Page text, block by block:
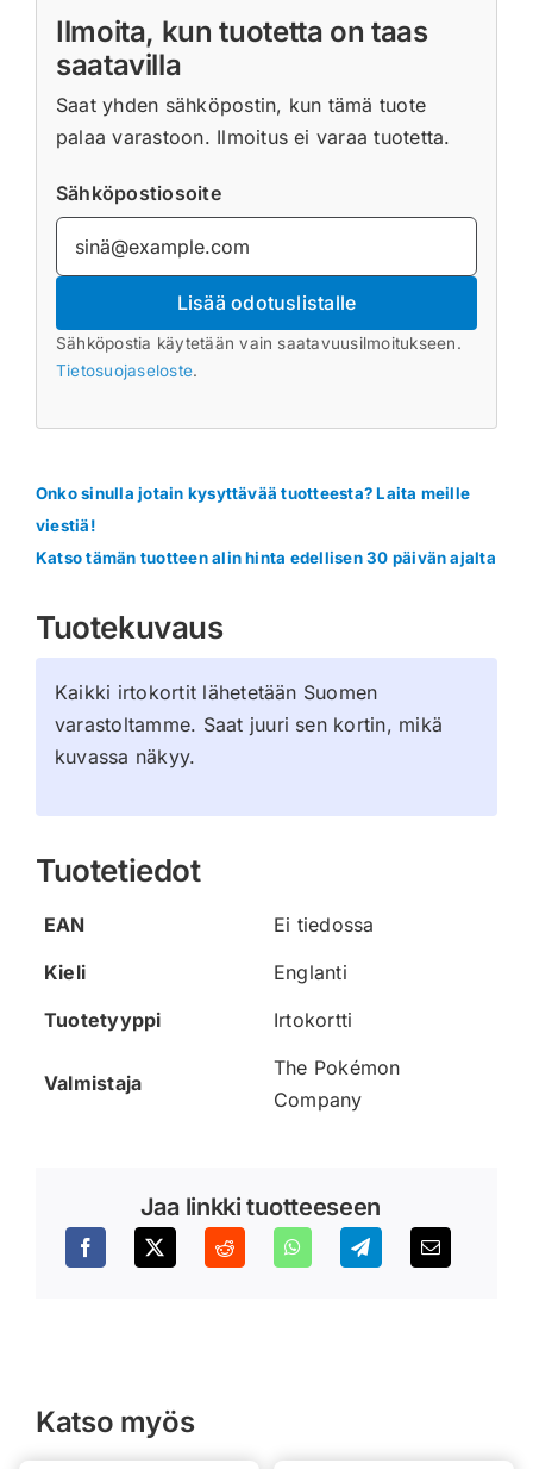
Ilmoita, kun tuotetta on taas
saatavilla
Saat yhden sähköpostin, kun tämä tuote
palaa varastoon. Ilmoitus ei varaa tuotetta.
Sähköpostiosoite
Lisää odotuslistalle
Sähköpostia käytetään vain saatavuusilmoitukseen.
Tietosuojaseloste.
Onko sinulla jotain kysyttävää tuotteesta? Laita meille
viestiä!
Katso tämän tuotteen alin hinta edellisen 30 päivän ajalta
Tuotekuvaus
Kaikki irtokortit lähetetään Suomen
varastoltamme. Saat juuri sen kortin, mikä
kuvassa näkyy.
Tuotetiedot
EAN
Ei tiedossa
Kieli
Englanti
Tuotetyyppi
Irtokortti
Valmistaja
The Pokémon
Company
Jaa linkki tuotteeseen
Katso myös